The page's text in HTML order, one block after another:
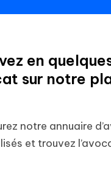
en
sur notre
notre annuaire
et trouvez